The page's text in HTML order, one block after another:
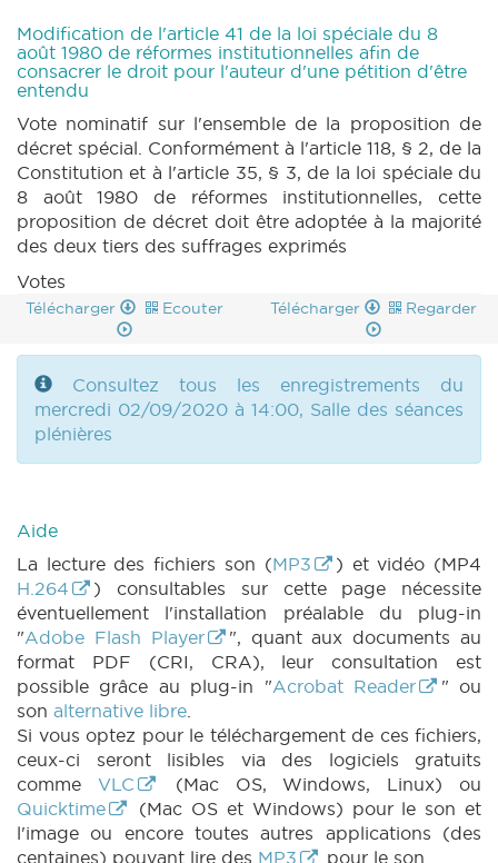
(PDF)
|DECRET 129 n6 (2019-2020) (PDF)
|DECRET 129 n7 (2019-2020) (PDF)
PARCHEMIN 129 (2019-2020) (PDF)
|
DECRET 203 n1 (2019-2020) (PDF)
203 n2 (2019-2020) (PDF)
| DECRET 203 n3
(2019-2020) (PDF)
|PARCHEMIN 203 (2019-
2020) (PDF)
|DECRET 204 n1 (2019-2020)
(PDF)
|DECRET 204 n2 (2019-2020) (PDF)
|DECRET 204 n3 (2019-2020) (PDF)
|
DECRET 204 n4 (2019-2020) (PDF)
PARCHEMIN 204 (2019-2020) (PDF)
198 n1 (2019-2020) (PDF)
|ROI 198 n2 (2019-
2020) (PDF)
ROI 198 n3 (2019-2020) (PDF)
n5 (2019-2020) (PDF)
|ROI 198 n6 (2019-
2020) (PDF)
|ROI 134 n1 (2019-2020) (PDF)
|ROI 134 n2 (2019-2020) (PDF)
n3 (2019-2020) (PDF)
|ROI 134 n4 (2019-
232 n1 (2019-2020) (PDF)
(2019-2020) (PDF)
| MOTION 235 n1 (2019-
2020) (PDF)
|MOTION 236 n1 (2019-2020)
(PDF)
|MOTION 237 n1 (2019-2020) (PDF)
|MOTION 237 n2 (2019-2020) (PDF)
|
MOTION 238 n1 (2019-2020) (PDF)
|CRI 1
(2020-2021) (PDF)
|COMMU 20200902
(2020-2021) (PDF)
|CRA 1 (2020-2021) (PDF) |
Modification de l'article 41 de la loi spéciale du 8
août 1980 de réformes institutionnelles afin de
consacrer le droit pour l'auteur d'une pétition d'être
entendu
Vote nominatif sur l'ensemble de la proposition de
décret spécial. Conformément à l'article 118, § 2, de la
Constitution et à l'article 35, § 3, de la loi spéciale du
8 août 1980 de réformes institutionnelles, cette
proposition de décret doit être adoptée à la majorité
des deux tiers des suffrages exprimés
Votes
Télécharger Ecouter Télécharger Regarder
Consultez tous les enregistrements du
mercredi 02/09/2020 à 14:00, Salle des séances
plénières
Aide
La lecture des fichiers son (MP3
) et vidéo (MP4
H.264
) consultables sur cette page nécessite
éventuellement l'installation préalable du plug-in
"Adobe Flash Player
", quant aux documents au
format PDF (CRI, CRA), leur consultation est
possible grâce au plug-in "Acrobat Reader
" ou
son alternative libre.
Si vous optez pour le téléchargement de ces fichiers,
ceux-ci seront lisibles via des logiciels gratuits
comme VLC
(Mac OS, Windows, Linux) ou
Quicktime
(Mac OS et Windows) pour le son et
l'image ou encore toutes autres applications (des
centaines) pouvant lire des MP3 pour le son.